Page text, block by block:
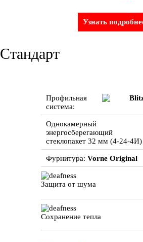
Узнать
Стандарт
Профильная
система:
Однокамерный
энергосберегающий
стеклопакет 32 мм (4-24-4И)
Фурнитура: Vorne Original
Защита от шума
Сохранение тепла